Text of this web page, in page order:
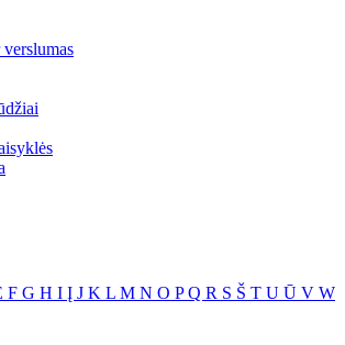
F G H I Į J K L M N O PQ R S Š T U Ū V W